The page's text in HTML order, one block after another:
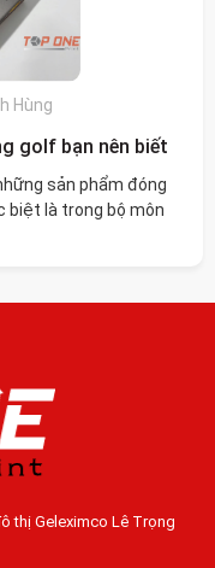
Hùng
golf bạn nên biết
sản phẩm đóng
biệt là trong bộ môn
thị Geleximco Lê Trọng